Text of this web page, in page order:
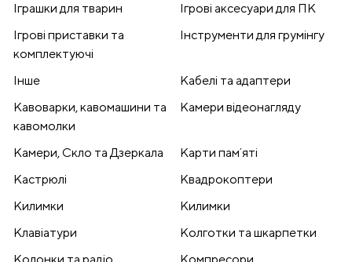
Іграшки для тварин
Ігрові аксесуари для ПК
Ігрові приставки та
комплектуючі
Інструменти для грумінгу
Інше
Кабелі та адаптери
Кавоварки, кавомашини та
кавомолки
Камери відеонагляду
Камери, Скло та Дзеркала
Карти памʼяті
Кастрюлі
Квадрокоптери
Килимки
Килимки
Клавіатури
Колготки та шкарпетки